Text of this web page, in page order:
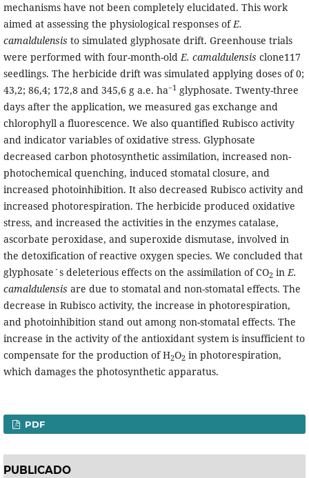
mechanisms have not been completely elucidated. This work
aimed at assessing the physiological responses ofE.
camaldulensis to simulated glyphosate drift. Greenhouse trials
were performed with four-month-oldE. camaldulensis clone117
seedlings. The herbicide drift was simulated applying doses of 0;
43,2; 86,4; 172,8 and 345,6 g a.e. ha−1glyphosate. Twenty-three
days after the application, we measured gas exchange and
chlorophyll a fluorescence. We also quantified Rubisco activity
and indicator variables of oxidative stress. Glyphosate
decreased carbon photosynthetic assimilation, increased non-
photochemical quenching, induced stomatal closure, and
increased photoinhibition. It also decreased Rubisco activity and
increased photorespiration. The herbicide produced oxidative
stress, and increased the activities in the enzymes catalase,
ascorbate peroxidase, and superoxide dismutase, involved in
the detoxification of reactive oxygen species. We concluded that
glyphosate´s deleterious effects on the assimilation of CO2 inE.
camaldulensis are due to stomatal and non-stomatal effects. The
decrease in Rubisco activity, the increase in photorespiration,
and photoinhibition stand out among non-stomatal effects. The
increase in the activity of the antioxidant system is insufficient to
compensate for the production of H2O2 in photorespiration,
which damages the photosynthetic apparatus.
PDF
PUBLICADO